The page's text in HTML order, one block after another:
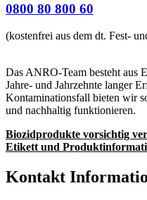
0800 80 800 60
(kostenfrei aus dem dt. Fest-
Das ANRO-Team besteht aus
Jahre- und Jahrzehnte langer
Kontaminationsfall bieten wir
und nachhaltig funktionieren.
Biozidprodukte vorsichtig
Etikett und
Kontakt